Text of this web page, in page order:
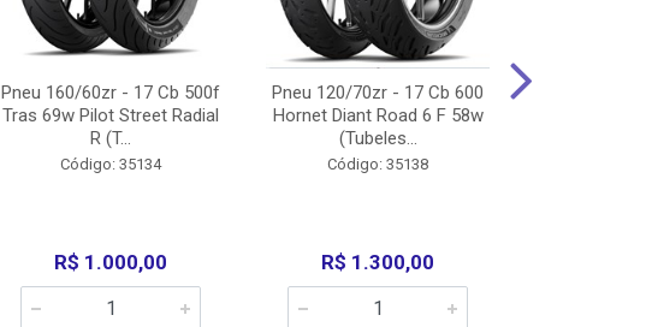
Pneu 160/60zr - 17 Cb 500f
Tras 69w Pilot Street Radial
R (T...
Código: 35134
R$ 1.000,00
Pneu 120/70zr - 17 Cb 600
Hornet Diant Road 6 F 58w
(Tubeles...
Código: 35138
R$ 1.300,00